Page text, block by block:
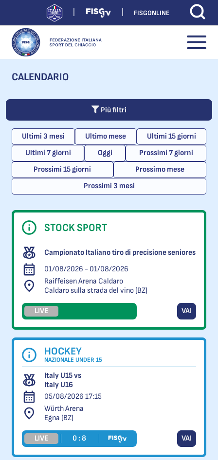
FISGONLINE
CALENDARIO
Più filtri
Ultimi 3 mesi Ultimo mese
Ultimi 15 giorni
Ultimi 7 giorni
Oggi
Prossimi 7 giorni
Prossimi 15 giorni
Prossimo mese
Prossimi 3 mesi
STOCK SPORT
Campionato Italiano tiro di precisione seniores
01/08/2026 - 01/08/2026
Raiffeisen Arena Caldaro
Caldaro sulla strada del vino (BZ)
LIVE VAI
HOCKEY
NAZIONALE UNDER 15
Italy U15 vs
Italy U16
05/08/2026 17:15
Würth Arena
Egna (BZ)
LIVE 0 : 8 VAI